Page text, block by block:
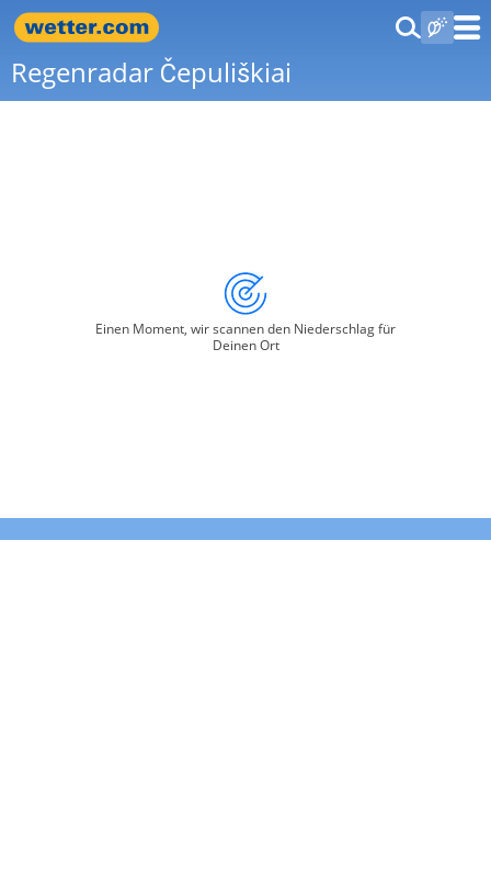
Regenradar Čepuliškiai
Einen Moment, wir scannen den Niederschlag für
Deinen Ort